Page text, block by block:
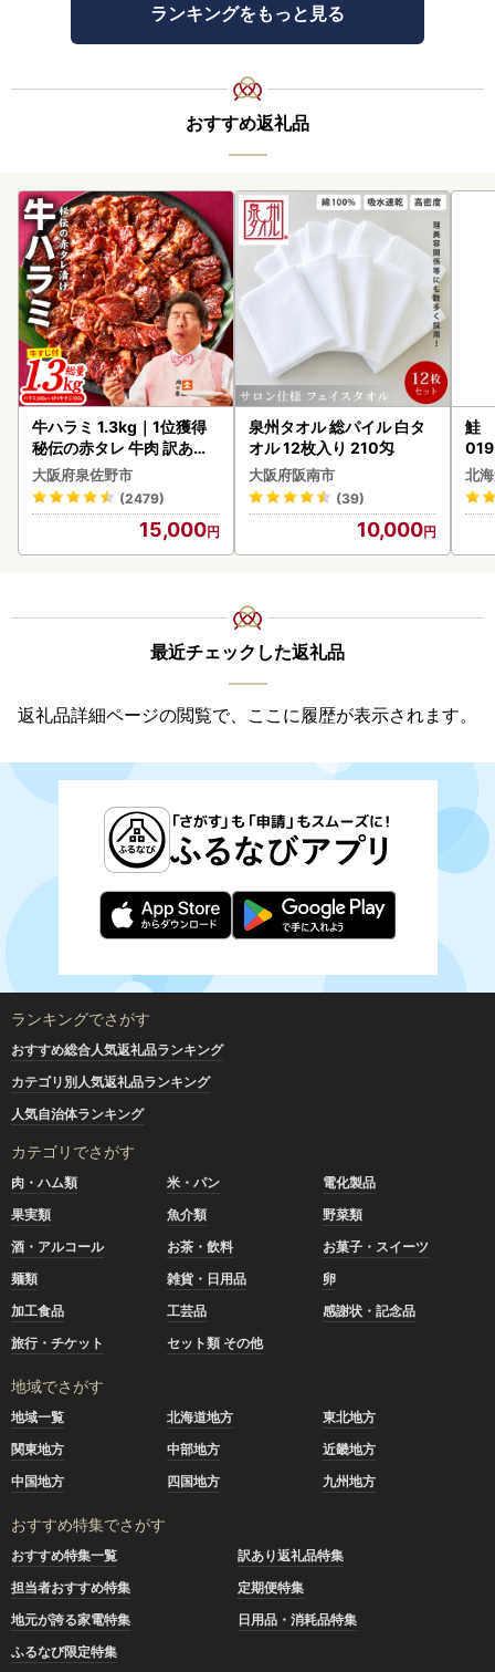
ランキングをもっと見る
おすすめ返礼品
牛ハラミ 1.3kg｜1位獲得
秘伝の赤タレ 牛肉 訳あり
焼肉 BBQ
大阪府泉佐野市
(2479)
15,000
泉州タオル 総パイル 白タ
オル 12枚入り 210匁
大阪府阪南市
(39)
10,000
鮭
北
最近チェックした返礼品
返礼品詳細ページの閲覧で、ここに履歴が表示されます。
ランキングでさがす
おすすめ総合人気返礼品ランキング
カテゴリ別人気返礼品ランキング
人気自治体ランキング
カテゴリでさがす
肉・ハム類 米・パン
電化製品
果実類
魚介類
野菜類
酒・アルコール
お茶・飲料
お菓子・スイーツ
麺類
雑貨・日用品
卵
加工食品
工芸品
感謝状・記念品
旅行・チケット
セット類 その他
地域でさがす
地域一覧 北海道地方
東北地方
関東地方
中部地方
近畿地方
中国地方
四国地方 九州地方
おすすめ特集でさがす
おすすめ特集一覧
訳あり返礼品特集
担当者おすすめ特集
定期便特集
地元が誇る家電特集
日用品・消耗品特集
ふるなび限定特集